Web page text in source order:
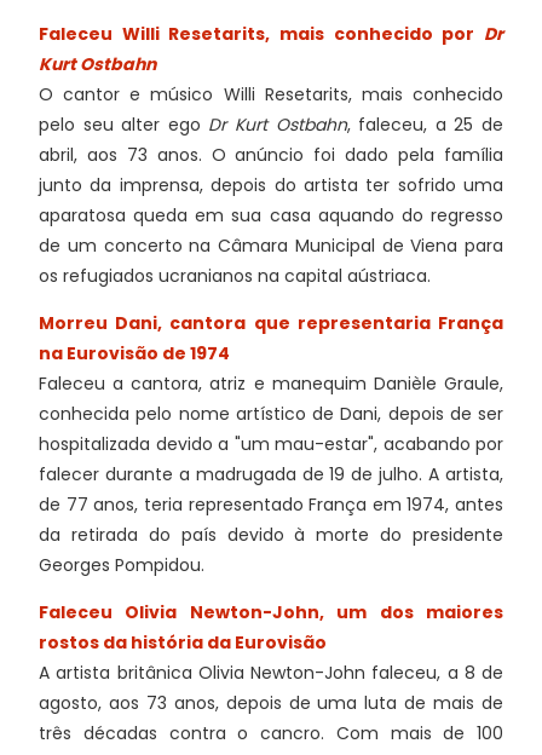
Faleceu Willi Resetarits, mais conhecido por Dr
Kurt Ostbahn
O cantor e músico Willi Resetarits, mais conhecido
pelo seu alter ego Dr Kurt Ostbahn, faleceu, a 25 de
abril, aos 73 anos. O anúncio foi dado pela família
junto da imprensa, depois do artista ter sofrido uma
aparatosa queda em sua casa aquando do regresso
de um concerto na Câmara Municipal de Viena para
os refugiados ucranianos na capital aústriaca.
Morreu Dani, cantora que representaria França
na Eurovisão de 1974
Faleceu a cantora, atriz e manequim Danièle Graule,
conhecida pelo nome artístico de Dani, depois de ser
hospitalizada devido a "um mau-estar", acabando por
falecer durante a madrugada de 19 de julho. A artista,
de 77 anos, teria representado França em 1974, antes
da retirada do país devido à morte do presidente
Georges Pompidou.
Faleceu Olivia Newton-John, um dos maiores
rostos da história da Eurovisão
A artista britânica Olivia Newton-John faleceu, a 8 de
agosto, aos 73 anos, depois de uma luta de mais de
três décadas contra o cancro. Com mais de 100